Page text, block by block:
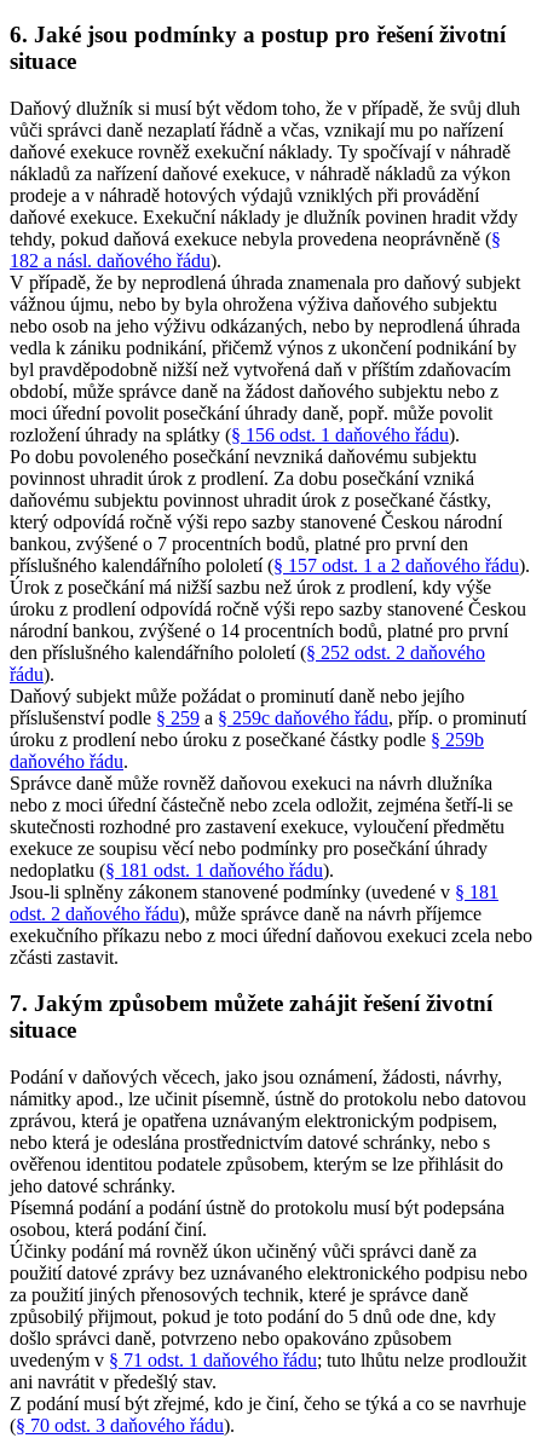
6. Jaké jsou podmínky a postup pro řešení životní
situace
Daňový dlužník si musí být vědom toho, že v případě, že svůj dluh
vůči správci daně nezaplatí řádně a včas, vznikají mu po nařízení
daňové exekuce rovněž exekuční náklady. Ty spočívají v náhradě
nákladů za nařízení daňové exekuce, v náhradě nákladů za výkon
prodeje a v náhradě hotových výdajů vzniklých při provádění
daňové exekuce. Exekuční náklady je dlužník povinen hradit vždy
tehdy, pokud daňová exekuce nebyla provedena neoprávněně (§
182 a násl. daňového řádu).
V případě, že by neprodlená úhrada znamenala pro daňový subjekt
vážnou újmu, nebo by byla ohrožena výživa daňového subjektu
nebo osob na jeho výživu odkázaných, nebo by neprodlená úhrada
vedla k zániku podnikání, přičemž výnos z ukončení podnikání by
byl pravděpodobně nižší než vytvořená daň v příštím zdaňovacím
období, může správce daně na žádost daňového subjektu nebo z
moci úřední povolit posečkání úhrady daně, popř. může povolit
rozložení úhrady na splátky (§ 156 odst. 1 daňového řádu).
Po dobu povoleného posečkání nevzniká daňovému subjektu
povinnost uhradit úrok z prodlení. Za dobu posečkání vzniká
daňovému subjektu povinnost uhradit úrok z posečkané částky,
který odpovídá ročně výši repo sazby stanovené Českou národní
bankou, zvýšené o 7 procentních bodů, platné pro první den
příslušného kalendářního pololetí (§ 157 odst. 1 a 2 daňového řádu).
Úrok z posečkání má nižší sazbu než úrok z prodlení, kdy výše
úroku z prodlení odpovídá ročně výši repo sazby stanovené Českou
národní bankou, zvýšené o 14 procentních bodů, platné pro první
den příslušného kalendářního pololetí (§ 252 odst. 2 daňového
řádu).
Daňový subjekt může požádat o prominutí daně nebo jejího
příslušenství podle § 259 a § 259c daňového řádu, příp. o prominutí
úroku z prodlení nebo úroku z posečkané částky podle § 259b
daňového řádu.
Správce daně může rovněž daňovou exekuci na návrh dlužníka
nebo z moci úřední částečně nebo zcela odložit, zejména šetří-li se
skutečnosti rozhodné pro zastavení exekuce, vyloučení předmětu
exekuce ze soupisu věcí nebo podmínky pro posečkání úhrady
nedoplatku (§ 181 odst. 1 daňového řádu).
Jsou-li splněny zákonem stanovené podmínky (uvedené v § 181
odst. 2 daňového řádu), může správce daně na návrh příjemce
exekučního příkazu nebo z moci úřední daňovou exekuci zcela nebo
zčásti zastavit.
7. Jakým způsobem můžete zahájit řešení životní
situace
Podání v daňových věcech, jako jsou oznámení, žádosti, návrhy,
námitky apod., lze učinit písemně, ústně do protokolu nebo datovou
zprávou, která je opatřena uznávaným elektronickým podpisem,
nebo která je odeslána prostřednictvím datové schránky, nebo s
ověřenou identitou podatele způsobem, kterým se lze přihlásit do
jeho datové schránky.
Písemná podání a podání ústně do protokolu musí být podepsána
osobou, která podání činí.
Účinky podání má rovněž úkon učiněný vůči správci daně za
použití datové zprávy bez uznávaného elektronického podpisu nebo
za použití jiných přenosových technik, které je správce daně
způsobilý přijmout, pokud je toto podání do 5 dnů ode dne, kdy
došlo správci daně, potvrzeno nebo opakováno způsobem
uvedeným v § 71 odst. 1 daňového řádu; tuto lhůtu nelze prodloužit
ani navrátit v předešlý stav.
Z podání musí být zřejmé, kdo je činí, čeho se týká a co se navrhuje
(§ 70 odst. 3 daňového řádu).